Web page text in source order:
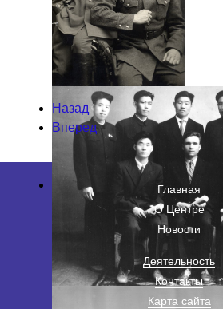
Назад
Вперед
Главная
О Центре
Новости
Деятельность
Контакты
Карта сайта